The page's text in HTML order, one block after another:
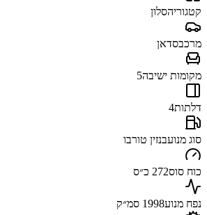
קטגוריהסלון
מרכבסדאן
מקומות ישיבה5
דלתות4
סוג מנועבנזין טורבו
כוח סוס272 כ״ס
נפח מנוע1998 סמ״ק